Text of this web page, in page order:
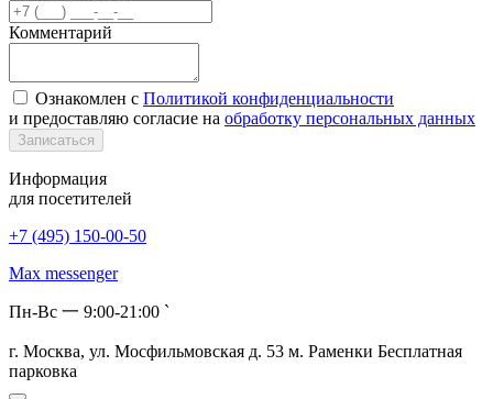
Комментарий
Ознакомлен с Политикой конфиденциальности
и предоставляю согласие на обработку персональных данных
Записаться
Информация
для посетителей
+7 (495) 150-00-50
Max messenger
Пн-Вс 一 9:00-21:00 `
г. Москва, ул. Мосфильмовская д. 53 м. Раменки Бесплатная
парковка